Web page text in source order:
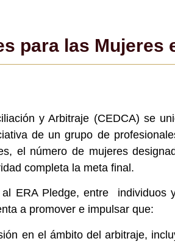
para las
y Arbitraje (CEDCA) se
de un grupo de
el número de mujeres
completa la meta final.
ERA Pledge, entre individuos
a promover e impulsar que:
en el ámbito del arbitraje,